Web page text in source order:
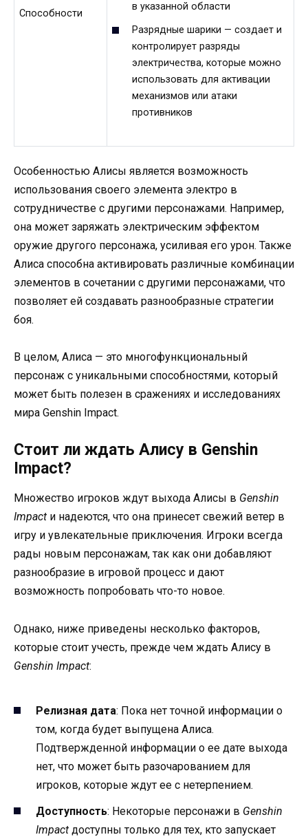
Способности
в указанной области
Разрядные шарики — создает и
контролирует разряды
электричества, которые можно
использовать для активации
механизмов или атаки
противников
Особенностью Алисы является возможность
использования своего элемента электро в
сотрудничестве с другими персонажами. Например,
она может заряжать электрическим эффектом
оружие другого персонажа, усиливая его урон. Также
Алиса способна активировать различные комбинации
элементов в сочетании с другими персонажами, что
позволяет ей создавать разнообразные стратегии
боя.
В целом, Алиса — это многофункциональный
персонаж с уникальными способностями, который
может быть полезен в сражениях и исследованиях
мира Genshin Impact.
Стоит ли ждать Алису в Genshin
Impact?
Множество игроков ждут выхода Алисы в Genshin
Impact и надеются, что она принесет свежий ветер в
игру и увлекательные приключения. Игроки всегда
рады новым персонажам, так как они добавляют
разнообразие в игровой процесс и дают
возможность попробовать что-то новое.
Однако, ниже приведены несколько факторов,
которые стоит учесть, прежде чем ждать Алису в
Genshin Impact:
Релизная дата: Пока нет точной информации о
том, когда будет выпущена Алиса.
Подтвержденной информации о ее дате выхода
нет, что может быть разочарованием для
игроков, которые ждут ее с нетерпением.
Доступность: Некоторые персонажи в Genshin
Impact доступны только для тех, кто запускает